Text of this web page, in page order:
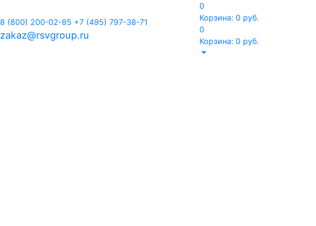
8 (800) 200-02-85 +7 (495) 797-38-71
zakaz@rsvgroup.ru
0
Корзина: 0 руб.
0
Корзина: 0 руб.